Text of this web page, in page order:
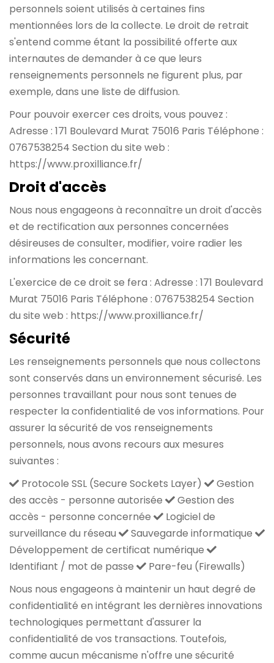
personnels soient utilisés à certaines fins
mentionnées lors de la collecte. Le droit de retrait
s'entend comme étant la possibilité offerte aux
internautes de demander à ce que leurs
renseignements personnels ne figurent plus, par
exemple, dans une liste de diffusion.
Pour pouvoir exercer ces droits, vous pouvez :
Adresse : 171 Boulevard Murat 75016 Paris Téléphone :
0767538254 Section du site web :
https://www.proxilliance.fr/
Droit d'accès
Nous nous engageons à reconnaître un droit d'accès
et de rectification aux personnes concernées
désireuses de consulter, modifier, voire radier les
informations les concernant.
L'exercice de ce droit se fera : Adresse : 171 Boulevard
Murat 75016 Paris Téléphone : 0767538254 Section
du site web : https://www.proxilliance.fr/
Sécurité
Les renseignements personnels que nous collectons
sont conservés dans un environnement sécurisé. Les
personnes travaillant pour nous sont tenues de
respecter la confidentialité de vos informations. Pour
assurer la sécurité de vos renseignements
personnels, nous avons recours aux mesures
suivantes :
Protocole SSL (Secure Sockets Layer)
Gestion
des accès - personne autorisée
Gestion des
accès - personne concernée
Logiciel de
surveillance du réseau
Sauvegarde informatique
Développement de certificat numérique
Identifiant / mot de passe
Pare-feu (Firewalls)
Nous nous engageons à maintenir un haut degré de
confidentialité en intégrant les dernières innovations
technologiques permettant d'assurer la
confidentialité de vos transactions. Toutefois,
comme aucun mécanisme n'offre une sécurité